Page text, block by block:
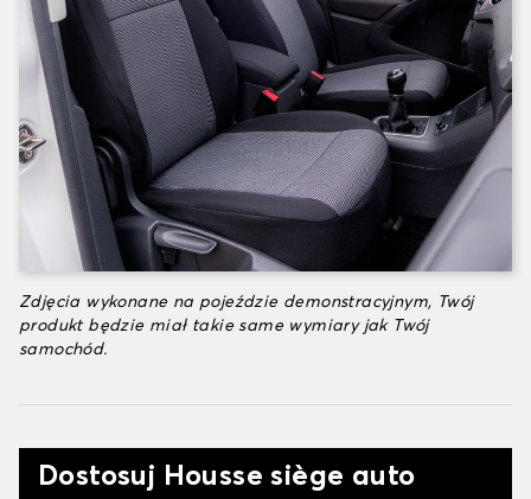
Zdjęcia wykonane na pojeździe demonstracyjnym, Twój
produkt będzie miał takie same wymiary jak Twój
samochód.
Dostosuj Housse siège auto